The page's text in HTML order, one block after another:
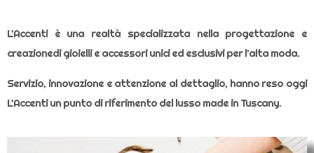
L’Accenti è una realtà specializzata nella progettazione e
creazionedi gioielli e accessori unici ed esclusivi per l’alta moda.
Servizio, innovazione e attenzione al dettaglio, hanno reso oggi
L’Accenti un punto di riferimento del lusso made in Tuscany.